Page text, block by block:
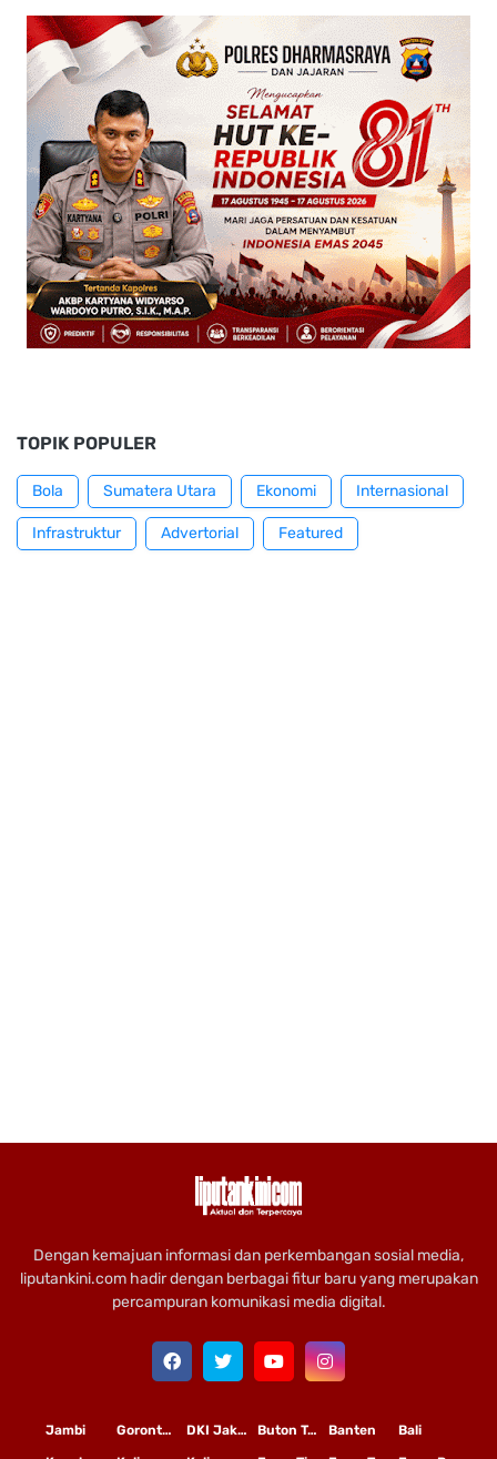
TOPIK POPULER
Bola Sumatera Utara Ekonomi Internasional
Infrastruktur Advertorial Featured
Dengan kemajuan informasi dan perkembangan sosial media,
liputankini.com hadir dengan berbagai fitur baru yang merupakan
percampuran komunikasi media digital.
Bali
Banten
Buton Tengah
DKI Jakarta
Gorontalo
Jambi